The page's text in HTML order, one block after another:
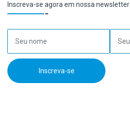
Inscreva-se agora em nossa newsletter
Inscreva-se